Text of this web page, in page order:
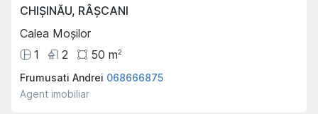
CHIȘINĂU, RÂȘCANI
Calea Moșilor
1
2 50 m2
Frumusati Andrei 068666875
Agent imobiliar